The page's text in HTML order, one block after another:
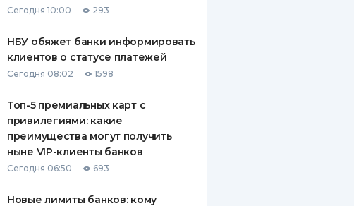
СТРАХОВАНИЮ
ВСЕ СТРАХОВЫЕ ПОЛИСЫ
ОТЗЫВЫ О СТРАХОВЫХ
КОМПАНИЯХ
Сегодня 10:00 293
НБУ обяжет банки информировать
клиентов о статусе платежей
Сегодня 08:02 1598
Топ-5 премиальных карт с
привилегиями: какие
преимущества могут получить
ныне VIP-клиенты банков
Сегодня 06:50 693
Новые лимиты банков: кому